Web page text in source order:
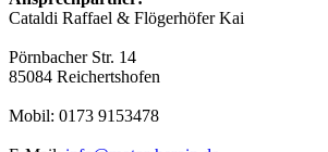
Cataldi Raffael & Flögerhöfer Kai
Pörnbacher Str. 14
85084 Reichertshofen
Mobil: 0173 9153478